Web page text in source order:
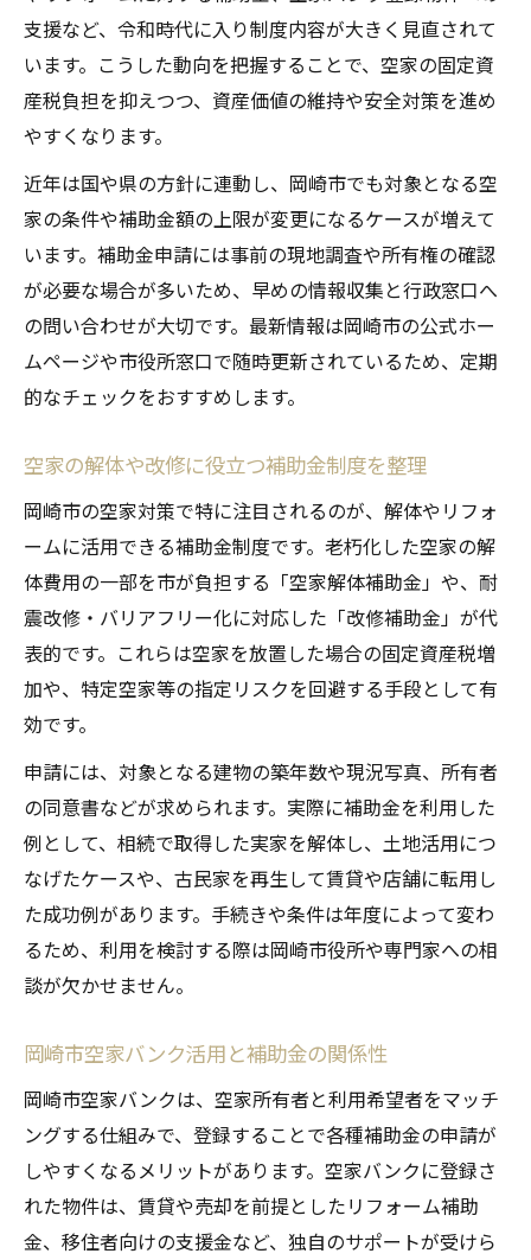
支援など、令和時代に入り制度内容が大きく見直されて
います。こうした動向を把握することで、空家の固定資
産税負担を抑えつつ、資産価値の維持や安全対策を進め
やすくなります。
近年は国や県の方針に連動し、岡崎市でも対象となる空
家の条件や補助金額の上限が変更になるケースが増えて
います。補助金申請には事前の現地調査や所有権の確認
が必要な場合が多いため、早めの情報収集と行政窓口へ
の問い合わせが大切です。最新情報は岡崎市の公式ホー
ムページや市役所窓口で随時更新されているため、定期
的なチェックをおすすめします。
空家の解体や改修に役立つ補助金制度を整理
岡崎市の空家対策で特に注目されるのが、解体やリフォ
ームに活用できる補助金制度です。老朽化した空家の解
体費用の一部を市が負担する「空家解体補助金」や、耐
震改修・バリアフリー化に対応した「改修補助金」が代
表的です。これらは空家を放置した場合の固定資産税増
加や、特定空家等の指定リスクを回避する手段として有
効です。
申請には、対象となる建物の築年数や現況写真、所有者
の同意書などが求められます。実際に補助金を利用した
例として、相続で取得した実家を解体し、土地活用につ
なげたケースや、古民家を再生して賃貸や店舗に転用し
た成功例があります。手続きや条件は年度によって変わ
るため、利用を検討する際は岡崎市役所や専門家への相
談が欠かせません。
岡崎市空家バンク活用と補助金の関係性
岡崎市空家バンクは、空家所有者と利用希望者をマッチ
ングする仕組みで、登録することで各種補助金の申請が
しやすくなるメリットがあります。空家バンクに登録さ
れた物件は、賃貸や売却を前提としたリフォーム補助
金、移住者向けの支援金など、独自のサポートが受けら